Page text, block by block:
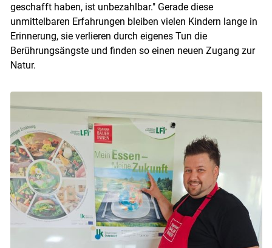
geschafft haben, ist unbezahlbar." Gerade diese
unmittelbaren Erfahrungen bleiben vielen Kindern lange in
Erinnerung, sie verlieren durch eigenes Tun die
Berührungsängste und finden so einen neuen Zugang zur
Natur.